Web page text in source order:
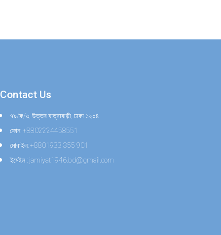
Contact Us
৭৯/ক/৩, উত্তর যাত্রাবাড়ী, ঢাকা-১২০৪
ফোন: +8802224458551
মোবাইল: +8801933 355 901
ইমেইল : jamiyat1946.bd@gmail.com